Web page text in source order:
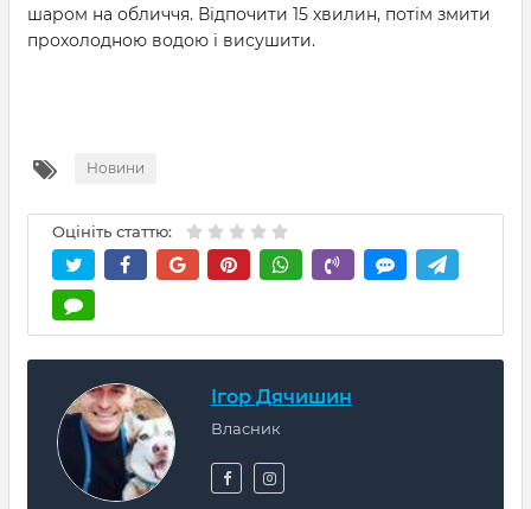
шаром на обличчя. Відпочити 15 хвилин, потім змити
прохолодною водою і висушити.
Новини
Оцініть статтю:
Ігор Дячишин
Власник